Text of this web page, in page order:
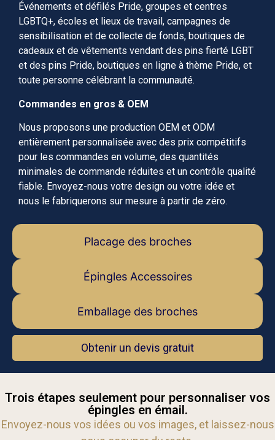
Placage des broches
Épingles Accessoires
Emballage des broches
Événements et défilés Pride, groupes et centres
LGBTQ+, écoles et lieux de travail, campagnes de
sensibilisation et de collecte de fonds, boutiques de
cadeaux et de vêtements vendant des pins fierté LGBT
et des pins Pride, boutiques en ligne à thème Pride, et
toute personne célébrant la communauté.
Commandes en gros & OEM
Nous proposons une production OEM et ODM
entièrement personnalisée avec des prix compétitifs
pour les commandes en volume, des quantités
minimales de commande réduites et un contrôle qualité
fiable. Envoyez-nous votre design ou votre idée et
nous le fabriquerons sur mesure à partir de zéro.
Obtenir un devis gratuit
Trois étapes seulement pour personnaliser vos
épingles en émail.
Envoyez-nous vos idées ou vos images, et laissez-nous